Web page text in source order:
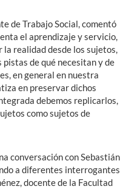
de Trabajo Social, comentó
el aprendizaje y servicio,
la realidad desde los sujetos,
pistas de qué necesitan y de
en general en nuestra
en preservar dichos
debemos replicarlos,
como sujetos de
conversación con Sebastián
a diferentes interrogantes
docente de la Facultad